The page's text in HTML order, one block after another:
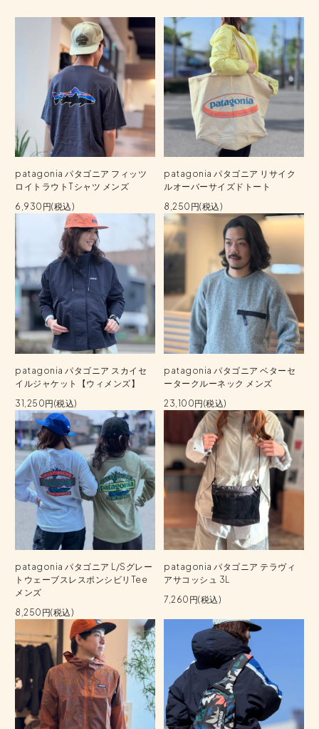
patagonia パタゴニア フィッツ
ロイトラウトTシャツ メンズ
6,930円(税込)
patagonia パタゴニア リサイク
ルオーバーサイズドトート
8,250円(税込)
patagonia パタゴニア スカイセ
イルジャケット【ウィメンズ】
31,250円(税込)
patagonia パタゴニア ベターセ
ータークルーネック メンズ
23,100円(税込)
patagonia パタゴニア L/Sグレー
トウェーブスレスポンシビリTee
メンズ
8,250円(税込)
patagonia パタゴニア テラヴィ
アサコッシュ 3L
7,260円(税込)